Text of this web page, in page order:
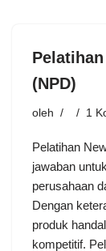
(NPD)
oleh 1
Pelatihan
jawaban
perusahaan
Dengan
produk
kompetitif.